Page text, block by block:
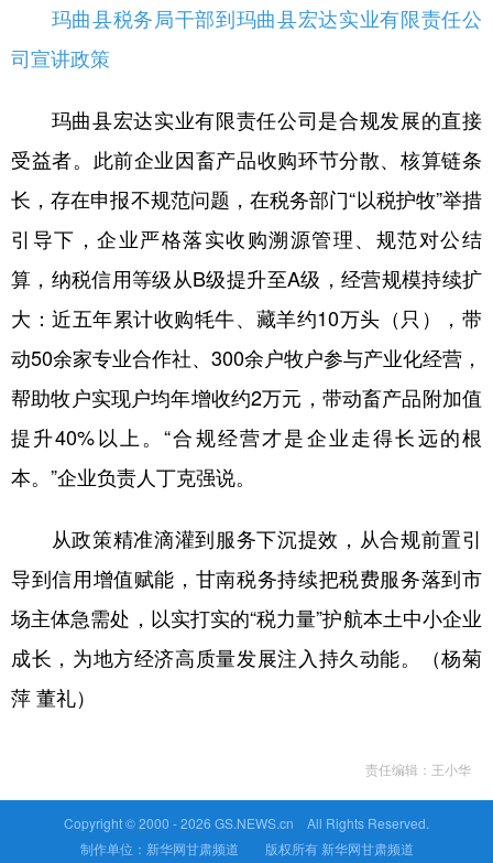
玛曲县税务局干部到玛曲县宏达实业有限责任公
司宣讲政策
玛曲县宏达实业有限责任公司是合规发展的直接
受益者。此前企业因畜产品收购环节分散、核算链条
长，存在申报不规范问题，在税务部门“以税护牧”举措
引导下，企业严格落实收购溯源管理、规范对公结
算，纳税信用等级从B级提升至A级，经营规模持续扩
大：近五年累计收购牦牛、藏羊约10万头（只），带
动50余家专业合作社、300余户牧户参与产业化经营，
帮助牧户实现户均年增收约2万元，带动畜产品附加值
提升40%以上。“合规经营才是企业走得长远的根
本。”企业负责人丁克强说。
从政策精准滴灌到服务下沉提效，从合规前置引
导到信用增值赋能，甘南税务持续把税费服务落到市
场主体急需处，以实打实的“税力量”护航本土中小企业
成长，为地方经济高质量发展注入持久动能。（杨菊
萍 董礼）
责任编辑：王小华
Copyright © 2000 -2026 GS.NEWS.cn All Rights Reserved.
制作单位：新华网甘肃频道 版权所有 新华网甘肃频道